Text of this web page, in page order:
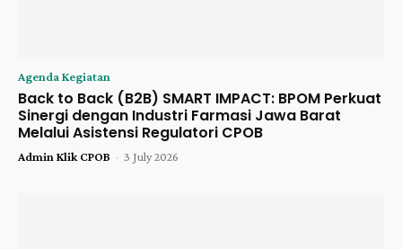
Agenda Kegiatan
Back to Back (B2B) SMART IMPACT: BPOM Perkuat
Sinergi dengan Industri Farmasi Jawa Barat
Melalui Asistensi Regulatori CPOB
Admin Klik CPOB - 3 July 2026